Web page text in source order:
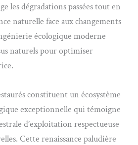
les dégradations passées tout en
naturelle face aux changements
écologique moderne
naturels pour optimiser
constituent un écosystème
exceptionnelle qui témoigne
d’exploitation respectueuse
Cette renaissance paludière